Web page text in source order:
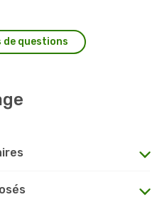
de questions